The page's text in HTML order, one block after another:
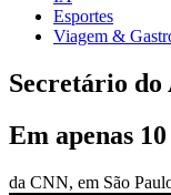
Esportes
Viagem &
Secretário do
Em apenas
da CNN, em São